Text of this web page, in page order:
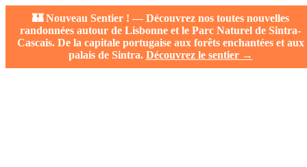
🏰 Nouveau Sentier ! — Découvrez nos toutes nouvelles
randonnées autour de Lisbonne et le Parc Naturel de Sintra-
Cascais. De la capitale portugaise aux forêts enchantées et aux
palais de Sintra. Découvrez le sentier →